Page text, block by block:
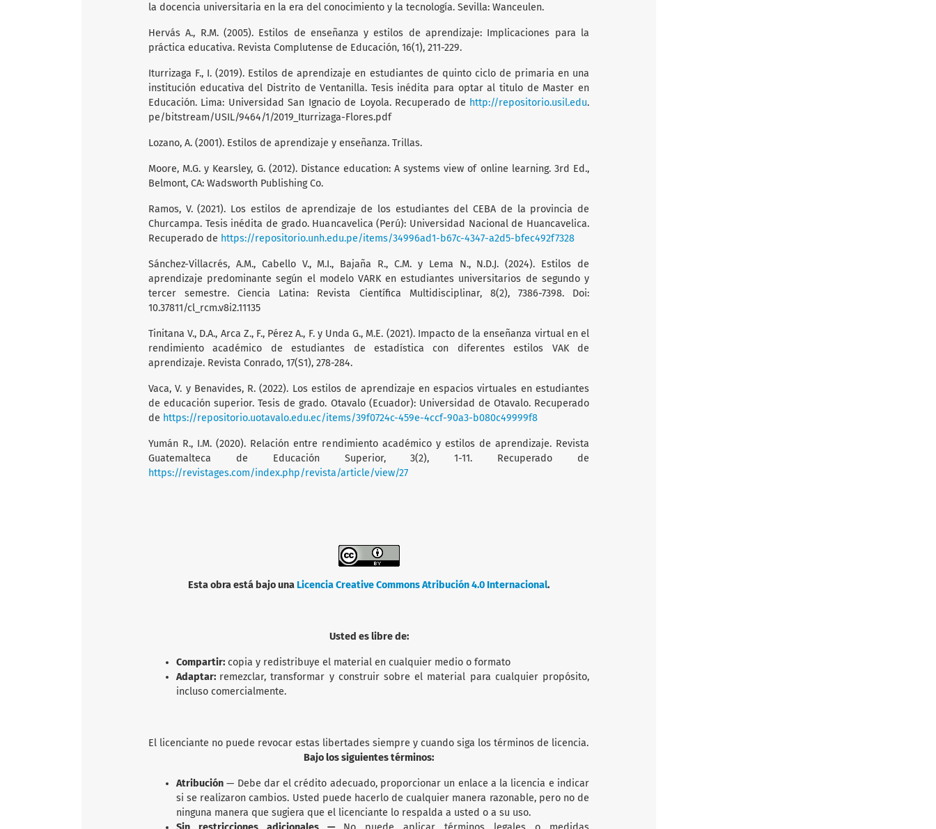
la docencia universitaria en la era del conocimiento y la tecnología. Sevilla: Wanceulen.
Hervás A., R.M. (2005). Estilos de enseñanza y estilos de aprendizaje: Implicaciones para la
práctica educativa. Revista Complutense de Educación, 16(1), 211-229.
Iturrizaga F., I. (2019). Estilos de aprendizaje en estudiantes de quinto ciclo de primaria en una
institución educativa del Distrito de Ventanilla. Tesis inédita para optar al titulo de Master en
Educación. Lima: Universidad San Ignacio de Loyola. Recuperado de http://repositorio.usil.edu.
pe/bitstream/USIL/9464/1/2019_Iturrizaga-Flores.pdf
Lozano, A. (2001). Estilos de aprendizaje y enseñanza. Trillas.
Moore, M.G. y Kearsley, G. (2012). Distance education: A systems view of online learning. 3rd Ed.,
Belmont, CA: Wadsworth Publishing Co.
Ramos, V. (2021). Los estilos de aprendizaje de los estudiantes del CEBA de la provincia de
Churcampa. Tesis inédita de grado. Huancavelica (Perú): Universidad Nacional de Huancavelica.
Recuperado de https://repositorio.unh.edu.pe/items/34996ad1-b67c-4347-a2d5-bfec492f7328
Sánchez-Villacrés, A.M., Cabello V., M.I., Bajaña R., C.M. y Lema N., N.D.J. (2024). Estilos de
aprendizaje predominante según el modelo VARK en estudiantes universitarios de segundo y
tercer semestre. Ciencia Latina: Revista Científica Multidisciplinar, 8(2), 7386-7398. Doi:
10.37811/cl_rcm.v8i2.11135
Tinitana V., D.A., Arca Z., F., Pérez A., F. y Unda G., M.E. (2021). Impacto de la enseñanza virtual en el
rendimiento académico de estudiantes de estadística con diferentes estilos VAK de
aprendizaje. Revista Conrado, 17(S1), 278-284.
Vaca, V. y Benavides, R. (2022). Los estilos de aprendizaje en espacios virtuales en estudiantes
de educación superior. Tesis de grado. Otavalo (Ecuador): Universidad de Otavalo. Recuperado
de https://repositorio.uotavalo.edu.ec/items/39f0724c-459e-4ccf-90a3-b080c49999f8
Yumán R., I.M. (2020). Relación entre rendimiento académico y estilos de aprendizaje. Revista
Guatemalteca de Educación Superior, 3(2), 1-11. Recuperado de
https://revistages.com/index.php/revista/article/view/27
Esta obra está bajo una Licencia Creative Commons Atribución 4.0 Internacional.
Usted es libre de:
Compartir: copia y redistribuye el material en cualquier medio o formato
Adaptar: remezclar, transformar y construir sobre el material para cualquier propósito,
incluso comercialmente.
El licenciante no puede revocar estas libertades siempre y cuando siga los términos de licencia.
Bajo los siguientes términos:
Atribución — Debe dar el crédito adecuado, proporcionar un enlace a la licencia e indicar
si se realizaron cambios. Usted puede hacerlo de cualquier manera razonable, pero no de
ninguna manera que sugiera que el licenciante lo respalda a usted o a su uso.